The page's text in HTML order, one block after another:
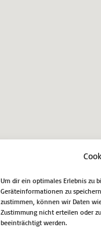
Um dir ein optimales Erlebnis zu
Geräteinformationen zu
zustimmen, können wir Daten
Zustimmung nicht erteilen oder
beeinträchtigt werden.